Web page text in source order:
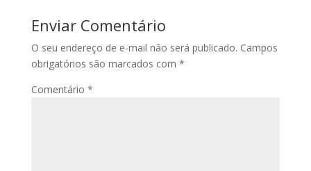
Enviar Comentário
O seu endereço de e-mail não será publicado. Campos
obrigatórios são marcados com *
Comentário *